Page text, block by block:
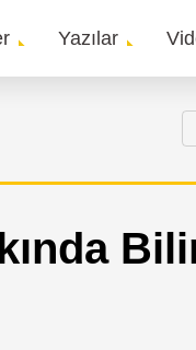
Yazılar